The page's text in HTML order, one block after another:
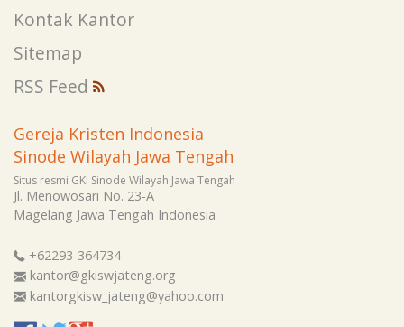
Kontak Kantor
Sitemap
RSS Feed
Gereja Kristen Indonesia
Sinode Wilayah Jawa Tengah
Situs resmi GKI Sinode Wilayah Jawa Tengah
Jl. Menowosari No. 23-A
Magelang Jawa Tengah Indonesia
+62293-364734
kantor@gkiswjateng.org
kantorgkisw_jateng@yahoo.com